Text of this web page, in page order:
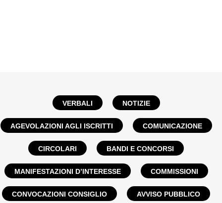
VERBALI NOTIZIE
AGEVOLAZIONI AGLI ISCRITTI COMUNICAZIONE
CIRCOLARI BANDI E CONCORSI
MANIFESTAZIONI D’INTERESSE COMMISSIONI
CONVOCAZIONI CONSIGLIO AVVISO PUBBLICO